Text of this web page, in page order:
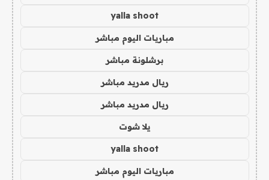
yalla shoot
مباريات اليوم مباشر
برشلونة مباشر
ريال مدريد مباشر
ريال مدريد مباشر
يلا شوت
yalla shoot
مباريات اليوم مباشر